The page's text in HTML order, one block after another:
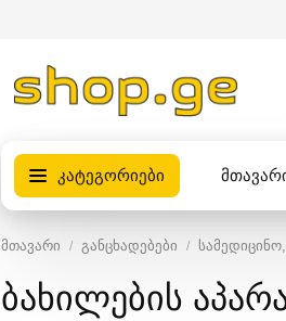
კატეგორიები
მთავარი განცხადებები
ბახილების